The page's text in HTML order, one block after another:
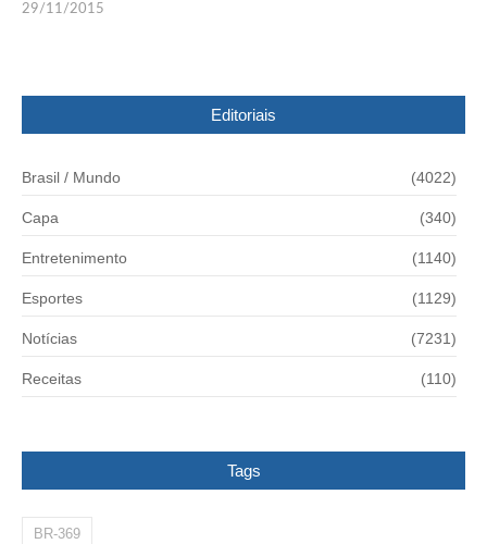
29/11/2015
Editoriais
Brasil / Mundo (4022)
Capa (340)
Entretenimento (1140)
Esportes (1129)
Notícias (7231)
Receitas (110)
Tags
BR-369